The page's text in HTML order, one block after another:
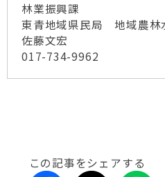
林業振興課
東青地域県民局 地域農林
佐藤文宏
017-734-9962
この記事をシェアする